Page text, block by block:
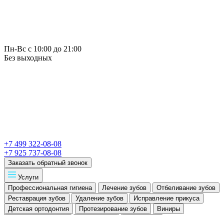
Пн-Вс с 10:00 до 21:00
Без выходных
+7 499 322-08-08
+7 925 737-08-08
Заказать обратный звонок
Услуги
Профессиональная гигиена
Лечение зубов
Отбеливание зубов
Реставрация зубов
Удаление зубов
Исправление прикуса
Детская ортодонтия
Протезирование зубов
Виниры